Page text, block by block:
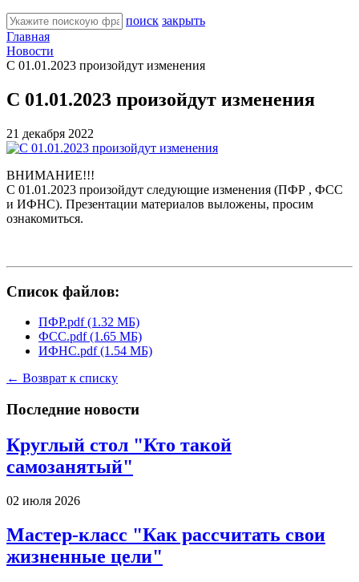
поиск закрыть
Главная
Новости
С 01.01.2023 произойдут изменения
С 01.01.2023 произойдут изменения
21 декабря 2022
ВНИМАНИЕ!!!
С 01.01.2023 произойдут следующие изменения (ПФР , ФСС
и ИФНС). Презентации материалов выложены, просим
ознакомиться.
Список файлов:
ПФР.pdf (1.32 МБ)
ФСС.pdf (1.65 МБ)
ИФНС.pdf (1.54 МБ)
← Возврат к списку
Последние новости
Круглый стол "Кто такой
самозанятый"
02 июля 2026
Мастер-класс "Как рассчитать свои
жизненные цели"